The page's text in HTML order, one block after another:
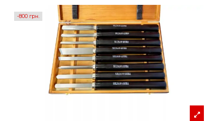
-800 грн.